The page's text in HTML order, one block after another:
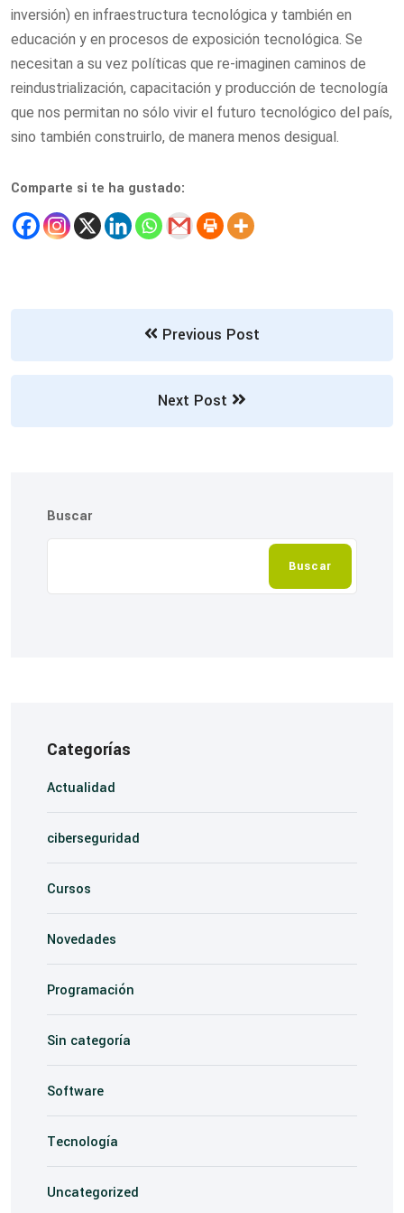
inversión) en infraestructura tecnológica y también en
educación y en procesos de exposición tecnológica. Se
necesitan a su vez políticas que re-imaginen caminos de
reindustrialización, capacitación y producción de tecnología
que nos permitan no sólo vivir el futuro tecnológico del país,
sino también construirlo, de manera menos desigual.
Comparte si te ha gustado:
Previous Post
Next Post
Buscar
Buscar
Categorías
Actualidad
ciberseguridad
Cursos
Novedades
Programación
Sin categoría
Software
Tecnología
Uncategorized